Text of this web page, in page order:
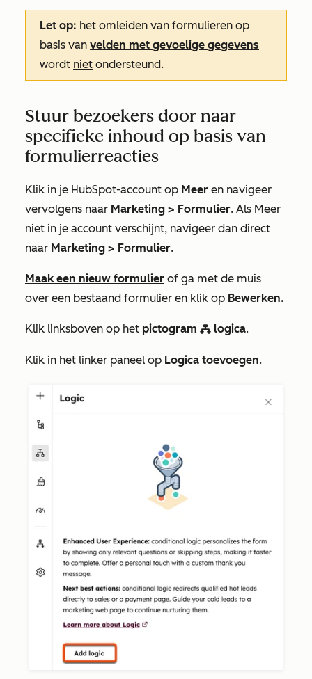
Let op: het omleiden van formulieren op
basis van velden met gevoelige gegevens
wordt niet ondersteund.
Stuur bezoekers door naar
specifieke inhoud op basis van
formulierreacties
Klik in je HubSpot-account op Meer en navigeer
vervolgens naar Marketing > Formulier. Als Meer
niet in je account verschijnt, navigeer dan direct
naar Marketing > Formulier.
Maak een nieuw formulier of ga met de muis
over een bestaand formulier en klik op Bewerken.
Klik linksboven op het pictogram workflows logica.
Klik in het linker paneel op Logica toevoegen.